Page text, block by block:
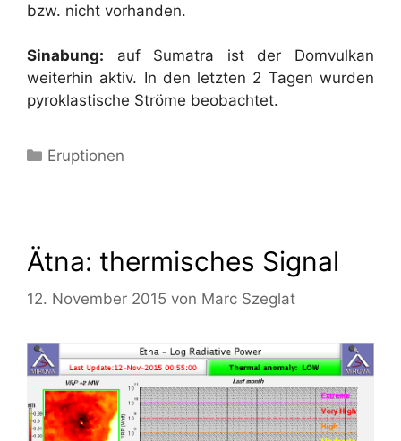
bzw. nicht vorhanden.
Sinabung: auf Sumatra ist der Domvulkan
weiterhin aktiv. In den letzten 2 Tagen wurden
pyroklastische Ströme beobachtet.
Kategorien
Eruptionen
Ätna: thermisches Signal
12. November 2015 von Marc Szeglat